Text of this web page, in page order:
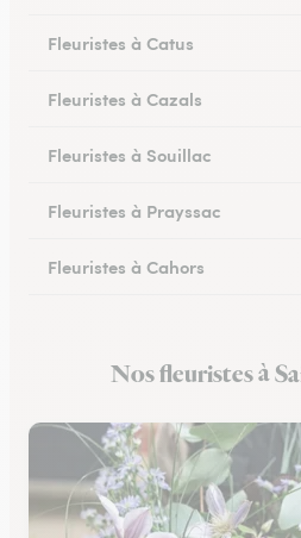
Fleuristes à Catus
Fleuristes à Cazals
Fleuristes à Souillac
Fleuristes à Prayssac
Fleuristes à Cahors
Fleuristes à Lacapelle-Marival
Nos fleuristes à